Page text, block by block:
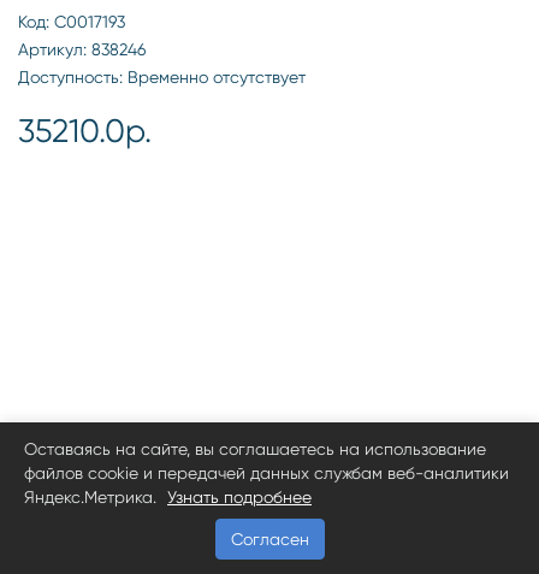
Код: С0017193
Артикул: 838246
Доступность: Временно отсутствует
35210.0р.
Оставаясь на сайте, вы соглашаетесь на использование
файлов cookie и передачей данных службам веб-аналитики
Яндекс.Метрика.
Узнать подробнее
Согласен